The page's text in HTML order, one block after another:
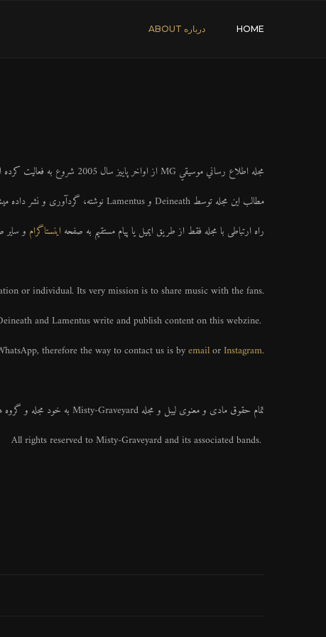
HOME درباره ABOUT
مجله اطلاع رساني موسيقي MG از اواخر پاییز سال 2005 شروع به فعالیت کرده است. این مجله وابسته به هيچ گروه ، حزب يا سازماني نمي باشد و پيرو شخصي نيست و فقط برای شناساندن و انتشار اخبار موسیقی به طرفداران این سبک ایجاد شده است .
مطالب این مجله توسط Deineath و Lamentus نوشته، گردآوری و نشر داده میشوند.
راه ارتباطی با مجله فقط از طریق ایمیل یا پیام مستقیم به صفحه اینستاگرام و
or individual. Its very mission is to share music with the fans.
and Lamentus write and publish content on this webzine.
therefore the way to contact us is byemailorInstagram.
تمام حقوق مادی و معنوی لیبل و مجله Misty-Graveyard به خود مجله و گروه های تحت پوشش تعلق دارد.
All rights reserved to Misty-Graveyard and its associated bands.